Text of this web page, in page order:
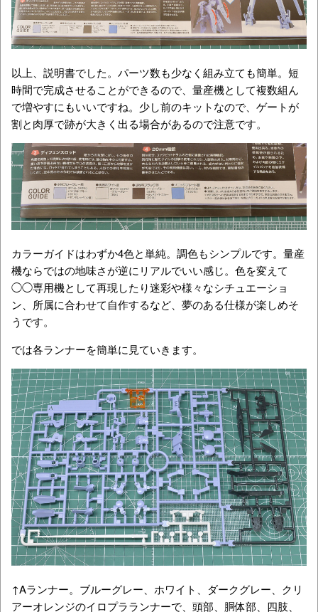
以上、説明書でした。パーツ数も少なく組み立ても簡単。短
時間で完成させることができるので、量産機として複数組ん
で増やすにもいいですね。少し前のキットなので、ゲートが
割と肉厚で跡が大きく出る場合があるので注意です。
カラーガイドはわずか4色と単純。調色もシンプルです。量産
機ならではの地味さが逆にリアルでいい感じ。色を変えて
◯◯専用機として再現したり迷彩や様々なシチュエーショ
ン、所属に合わせて自作するなど、夢のある仕様が楽しめそ
うです。
では各ランナーを簡単に見ていきます。
↑Aランナー。ブルーグレー、ホワイト、ダークグレー、クリ
アーオレンジのイロプラランナーで、頭部、胴体部、四肢、